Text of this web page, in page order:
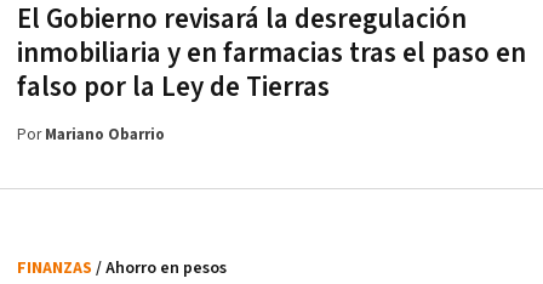
El Gobierno revisará la desregulación
inmobiliaria y en farmacias tras el paso en
falso por la Ley de Tierras
PorMariano Obarrio
FINANZAS / Ahorro en pesos